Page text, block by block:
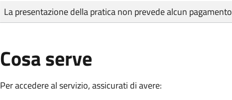
Tipo di pagamento
Importo
La presentazione della pratica non prevede alcun pagamento
Cosa serve
Per accedere al servizio, assicurati di avere: